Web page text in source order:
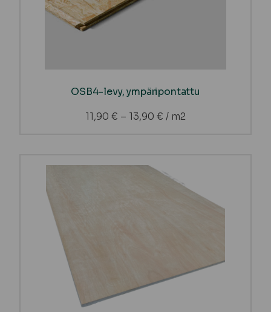
OSB4-levy, ympäripontattu
11,90 € – 13,90 € / m2